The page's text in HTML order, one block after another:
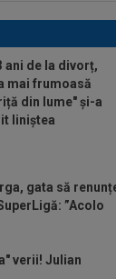
ani de la divorț,
mai frumoasă
din lume" și-a
liniștea
gata să
”Acolo
verii! Julian